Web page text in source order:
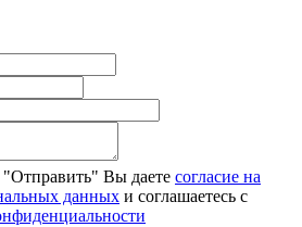
Вы даете согласие на
данных и соглашаетесь с